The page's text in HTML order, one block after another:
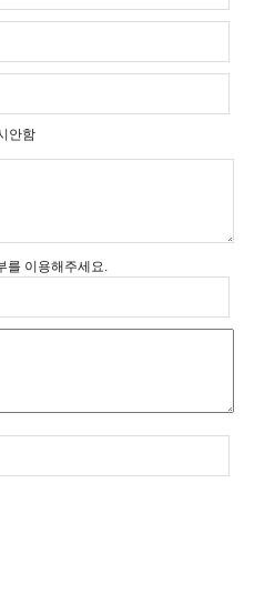
안함
를 이용해주세요.